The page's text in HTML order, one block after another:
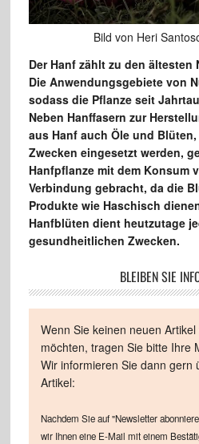
Bild von Heri
Der Hanf zählt zu den ältesten
Die Anwendungsgebiete von
sodass die Pflanze seit
Neben Hanffasern zur
aus Hanf auch Öle und
Zwecken eingesetzt werden,
Hanfpflanze mit dem Konsum
Verbindung gebracht, da die
Produkte wie Haschisch
Hanfblüten dient heutzutage
gesundheitlichen Zwecken.
BLEIBEN SIE
Wenn Sie keinen neuen
möchten, tragen Sie bitte Ihre
Wir informieren Sie dann gern
Artikel:
Nachdem Sie auf "Newsletter
wir Ihnen eine E-Mail mit einem